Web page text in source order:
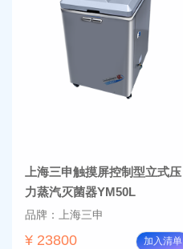
上海三申触摸屏控制型立式压
力蒸汽灭菌器YM50L
品牌：上海三申
¥ 23800 加入清单